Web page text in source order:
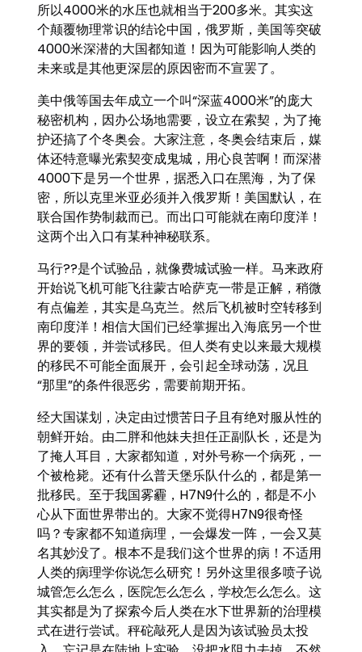
所以4000米的水压也就相当于200多米。其实这
个颠覆物理常识的结论中国，俄罗斯，美国等突破
4000米深潜的大国都知道！因为可能影响人类的
未来或是其他更深层的原因密而不宣罢了。
美中俄等国去年成立一个叫“深蓝4000米”的庞大
秘密机构，因办公场地需要，设立在索契，为了掩
护还搞了个冬奥会。大家注意，冬奥会结束后，媒
体还特意曝光索契变成鬼城，用心良苦啊！而深潜
4000下是另一个世界，据悉入口在黑海，为了保
密，所以克里米亚必须并入俄罗斯！美国默认，在
联合国作势制裁而已。而出口可能就在南印度洋！
这两个出入口有某种神秘联系。
马行??是个试验品，就像费城试验一样。马来政府
开始说飞机可能飞往蒙古哈萨克一带是正解，稍微
有点偏差，其实是乌克兰。然后飞机被时空转移到
南印度洋！相信大国们已经掌握出入海底另一个世
界的要领，并尝试移民。但人类有史以来最大规模
的移民不可能全面展开，会引起全球动荡，况且
“那里”的条件很恶劣，需要前期开拓。
经大国谋划，决定由过惯苦日子且有绝对服从性的
朝鲜开始。由二胖和他妹夫担任正副队长，还是为
了掩人耳目，大家都知道，对外号称一个病死，一
个被枪毙。还有什么普天堡乐队什么的，都是第一
批移民。至于我国雾霾，H7N9什么的，都是不小
心从下面世界带出的。大家不觉得H7N9很奇怪
吗？专家都不知道病理，一会爆发一阵，一会又莫
名其妙没了。根本不是我们这个世界的病！不适用
人类的病理学你说怎么研究！另外这里很多喷子说
城管怎么怎么，医院怎么怎么，学校怎么怎么。这
其实都是为了探索今后人类在水下世界新的治理模
式在进行尝试。秤砣敲死人是因为该试验员太投